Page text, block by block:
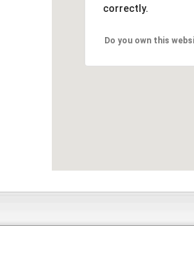
correctly.
Do you own this